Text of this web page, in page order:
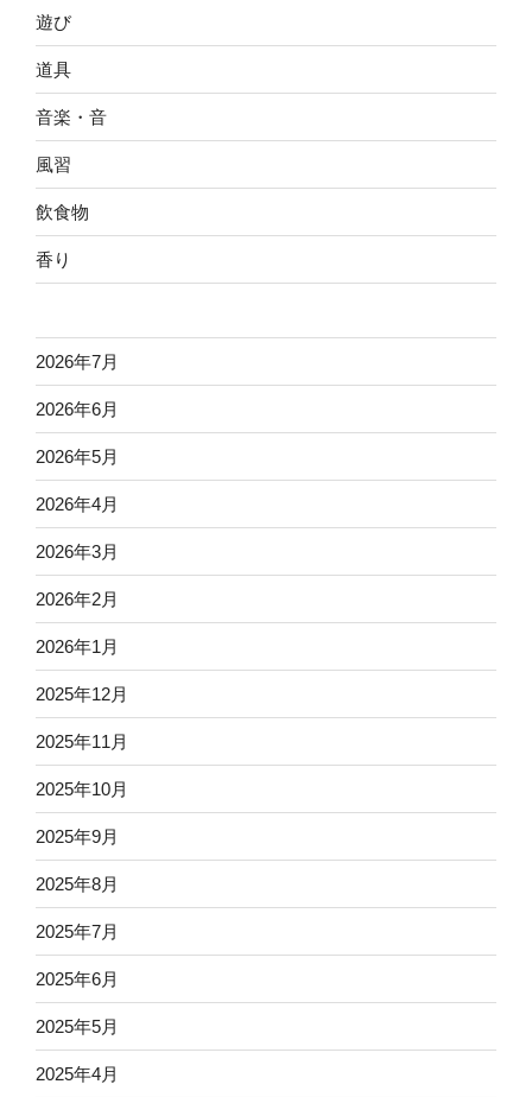
遊び
道具
音楽・音
風習
飲食物
香り
2026年7月
2026年6月
2026年5月
2026年4月
2026年3月
2026年2月
2026年1月
2025年12月
2025年11月
2025年10月
2025年9月
2025年8月
2025年7月
2025年6月
2025年5月
2025年4月